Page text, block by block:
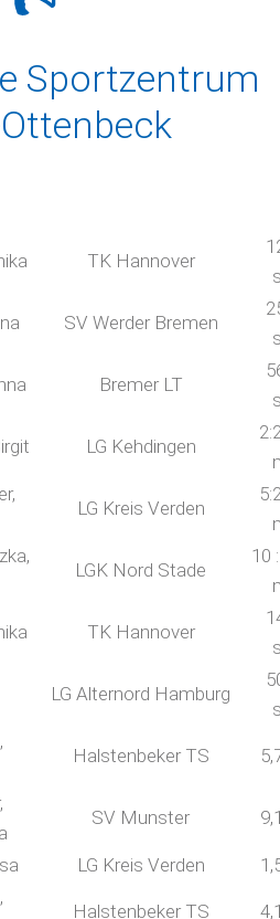
Sportzentrum
TK Hannover
SV Werder Bremen
Bremer LT
LG Kehdingen
LG Kreis Verden
LGK Nord Stade
10
TK Hannover
LG Alternord Hamburg
Halstenbeker TS
SV Munster
LG Kreis Verden
Halstenbeker TS